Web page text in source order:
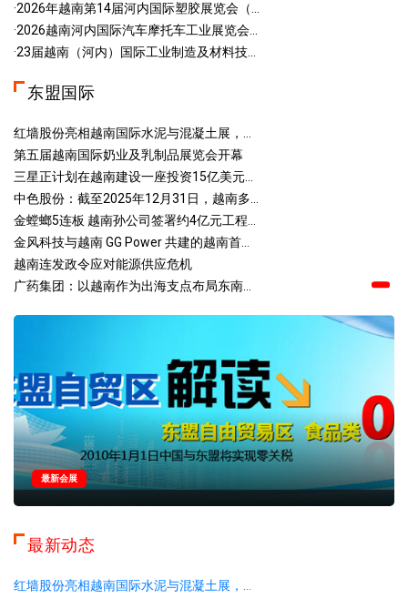
·2026年越南第14届河内国际塑胶展览会（...
·2026越南河内国际汽车摩托车工业展览会...
·23届越南（河内）国际工业制造及材料技...
东盟国际
红墙股份亮相越南国际水泥与混凝土展，...
第五届越南国际奶业及乳制品展览会开幕
三星正计划在越南建设一座投资15亿美元...
中色股份：截至2025年12月31日，越南多...
金螳螂5连板 越南孙公司签署约4亿元工程...
金风科技与越南 GG Power 共建的越南首...
越南连发政令应对能源供应危机
广药集团：以越南作为出海支点布局东南...
最新会展
最新动态
红墙股份亮相越南国际水泥与混凝土展，...